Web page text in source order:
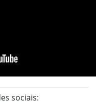
sociais: